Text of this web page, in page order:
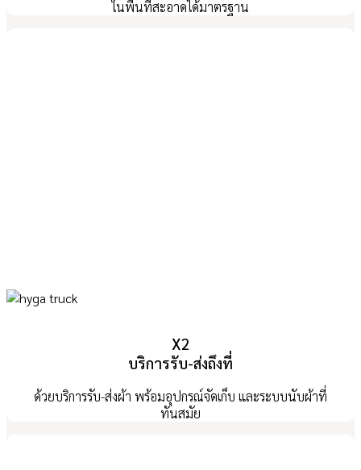
ในพื้นที่สะอาดได้มาตรฐาน
X2
บริการรับ-ส่งถึงที่
ด้วยบริการรับ-ส่งผ้า พร้อมอุปกรณ์จัดเก็บ และระบบนับผ้าที่
ทันสมัย